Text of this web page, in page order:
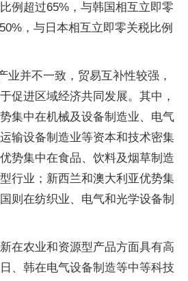
例超过65%，与韩国相互立即零
，与日本相互立即零关税比例
业并不一致，贸易互补性较强，
促进区域经济共同发展。其中，
集中在机械及设备制造业、电气
输设备制造业等资本和技术密集
势集中在食品、饮料及烟草制造
行业；新西兰和澳大利亚优势集
则在纺织业、电气和光学设备制
在农业和资源型产品方面具有高
、韩在电气设备制造等中等科技